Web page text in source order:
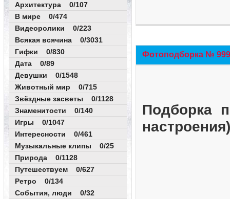
Архитектура 0/107
В мире 0/474
Видеоролики 0/223
Всякая всячина 0/3031
Гифки 0/830
Дата 0/89
Девушки 0/1548
Животный мир 0/715
Звёздные засветы 0/1128
Знаменитости 0/140
Игры 0/1047
Интересности 0/461
Музыкальные клипы 0/25
Природа 0/1128
Путешествуем 0/627
Ретро 0/134
События, люди 0/32
Фотоподборка №
Подборка